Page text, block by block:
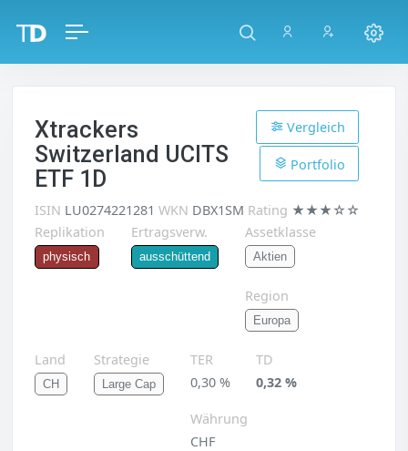
Xtrackers
Switzerland UCITS
ETF 1D
Vergleich
Portfolio
ISIN LU0274221281 WKN DBX1SM Rating ★★★☆☆
Replikation
physisch
Ertragsverw.
ausschüttend
Assetklasse
Aktien
Region
Europa
Land
CH
Strategie
Large Cap
TER
0,30 %
TD
0,32 %
Währung
CHF